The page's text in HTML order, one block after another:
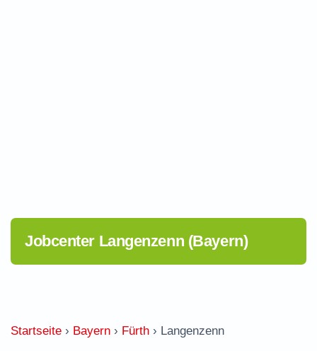
Jobcenter Langenzenn (Bayern)
Startseite › Bayern › Fürth › Langenzenn